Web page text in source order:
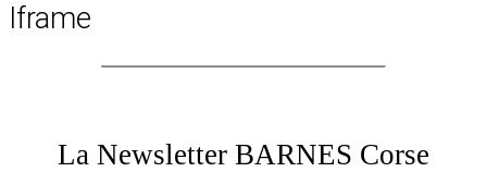
Iframe
La Newsletter BARNES Corse